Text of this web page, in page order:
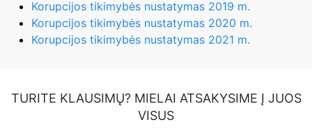
Korupcijos tikimybės nustatymas 2019 m.
Korupcijos tikimybės nustatymas 2020 m.
Korupcijos tikimybės nustatymas 2021 m.
TURITE KLAUSIMŲ? MIELAI ATSAKYSIME Į JUOS
VISUS